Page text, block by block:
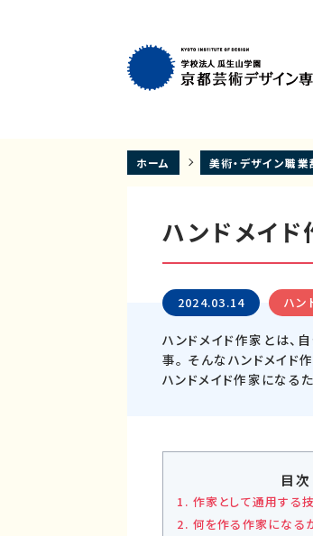
ホーム 美術・デザイン職業
ハンドメイ
2024.03.14 ハン
ハンドメイド作家とは
事。 そんなハンドメイド
ハンドメイド作家になる
目次
作家として通用する
何を作る作家になる